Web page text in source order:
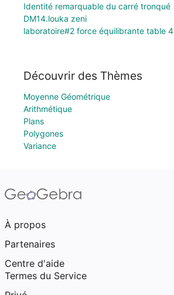
Identité remarquable du carré tronqué
DM14.louka zeni
laboratoire#2 force équilibrante table 4
Découvrir des Thèmes
Moyenne Géométrique
Arithmétique
Plans
Polygones
Variance
À propos
Partenaires
Centre d'aide
Termes du Service